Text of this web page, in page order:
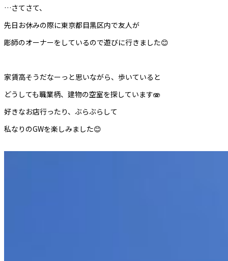
…さてさて、
先日お休みの際に東京都目黒区内で友人が
彫師のオーナーをしているので遊びに行きました😊
家賃高そうだなーっと思いながら、歩いていると
どうしても職業柄、建物の空室を探しています🫨
好きなお店行ったり、ぶらぶらして
私なりのGWを楽しみました😊